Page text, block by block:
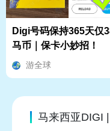
Digi号码保持365天仅
马币｜保卡小妙招！
游全球
马来西亚DIGI